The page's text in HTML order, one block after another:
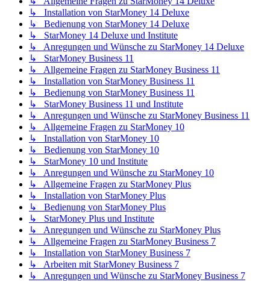
↳ Installation von StarMoney 14 Deluxe
↳ Bedienung von StarMoney 14 Deluxe
↳ StarMoney 14 Deluxe und Institute
↳ Anregungen und Wünsche zu StarMoney 14 Deluxe
↳ StarMoney Business 11
↳ Allgemeine Fragen zu StarMoney Business 11
↳ Installation von StarMoney Business 11
↳ Bedienung von StarMoney Business 11
↳ StarMoney Business 11 und Institute
↳ Anregungen und Wünsche zu StarMoney Business 11
↳ Allgemeine Fragen zu StarMoney 10
↳ Installation von StarMoney 10
↳ Bedienung von StarMoney 10
↳ StarMoney 10 und Institute
↳ Anregungen und Wünsche zu StarMoney 10
↳ Allgemeine Fragen zu StarMoney Plus
↳ Installation von StarMoney Plus
↳ Bedienung von StarMoney Plus
↳ StarMoney Plus und Institute
↳ Anregungen und Wünsche zu StarMoney Plus
↳ Allgemeine Fragen zu StarMoney Business 7
↳ Installation von StarMoney Business 7
↳ Arbeiten mit StarMoney Business 7
↳ Anregungen und Wünsche zu StarMoney Business 7